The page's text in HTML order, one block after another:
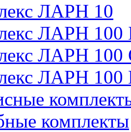
ЛАРН 10
ЛАРН 100
ЛАРН 100
ЛАРН 100
комплекты